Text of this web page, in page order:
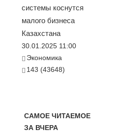
системы коснутся
малого бизнеса
Казахстана
30.01.2025 11:00
Экономика
143 (43648)
САМОЕ ЧИТАЕМОЕ
ЗА ВЧЕРА